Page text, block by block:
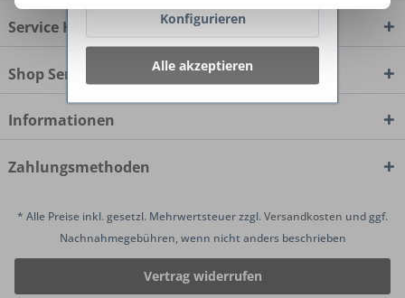
Service Hotline
Shop Service
Informationen
Zahlungsmethoden
* Alle Preise inkl. gesetzl. Mehrwertsteuer zzgl.Versandkosten und ggf.
Nachnahmegebühren, wenn nicht anders beschrieben
Vertrag widerrufen
Konfigurieren
Alle akzeptieren